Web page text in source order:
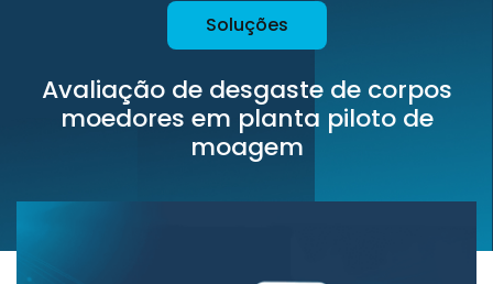
Soluções
Avaliação de desgaste de corpos
moedores em planta piloto de
moagem